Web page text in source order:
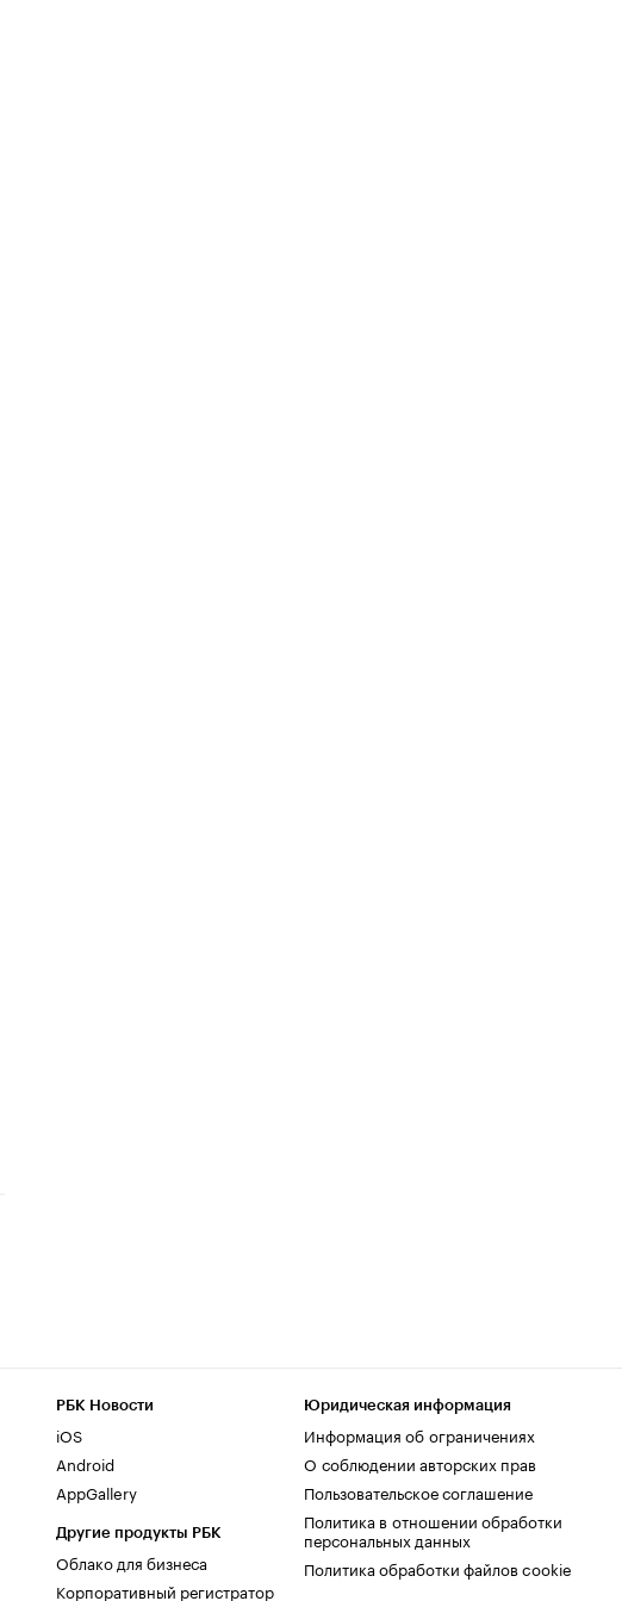
РБК Новости
iOS
Android
AppGallery
Другие продукты РБК
Облако для бизнеса
Корпоративный регистратор
Юридическая информация
Информация об ограничениях
О соблюдении авторских прав
Пользовательское соглашение
Политика в отношении обработки
персональных данных
Политика обработки файлов cookie